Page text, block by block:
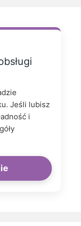
Jeśli lubisz
i